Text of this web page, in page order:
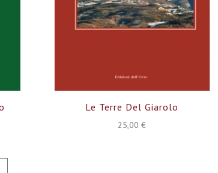
Le Terre Del Giarolo
25,00 €
la pagina